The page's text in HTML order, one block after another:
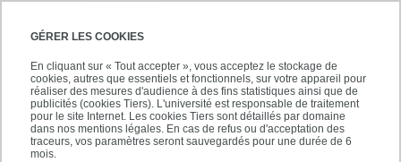
GÉRER LES COOKIES
En cliquant sur « Tout accepter », vous acceptez le stockage de
cookies, autres que essentiels et fonctionnels, sur votre appareil pour
réaliser des mesures d'audience à des fins statistiques ainsi que de
publicités (cookies Tiers). L'université est responsable de traitement
pour le site Internet. Les cookies Tiers sont détaillés par domaine
dans nos mentions légales. En cas de refus ou d'acceptation des
traceurs, vos paramètres seront sauvegardés pour une durée de 6
mois.